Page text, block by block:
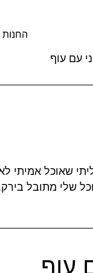
החנות
עם עוף
שאוכל אמיתי
שלי מתובל
עוף